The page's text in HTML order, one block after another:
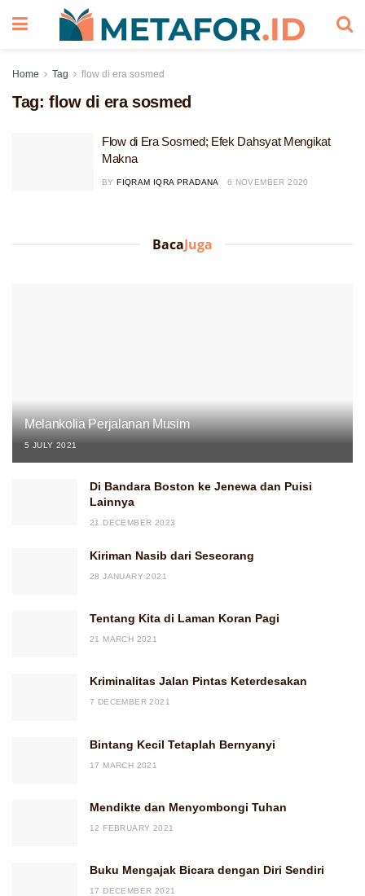
Home Tag flow di era sosmed
Tag: flow di era sosmed
Flow di Era Sosmed; Efek Dahsyat Mengikat
Makna
BY FIQRAM IQRA PRADANA 6 NOVEMBER 2020
BacaJuga
Melankolia Perjalanan Musim
5 JULY 2021
Di Bandara Boston ke Jenewa dan Puisi
Lainnya
21 DECEMBER 2023
Kiriman Nasib dari Seseorang
28 JANUARY 2021
Tentang Kita di Laman Koran Pagi
21 MARCH 2021
Kriminalitas Jalan Pintas Keterdesakan
7 DECEMBER 2021
Bintang Kecil Tetaplah Bernyanyi
17 MARCH 2021
Mendikte dan Menyombongi Tuhan
12 FEBRUARY 2021
Buku Mengajak Bicara dengan Diri Sendiri
17 DECEMBER 2021